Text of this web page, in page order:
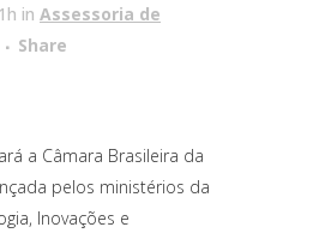
in Assessoria de
Share
a Câmara Brasileira da
pelos ministérios da
Inovações e